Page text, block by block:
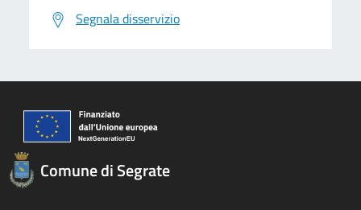
Segnala disservizio
Comune di Segrate